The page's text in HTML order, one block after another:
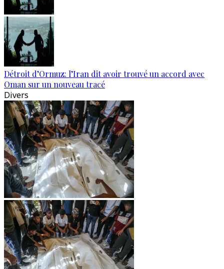
Détroit d’Ormuz: l’Iran dit avoir trouvé un accord avec
Oman sur un nouveau tracé
Divers